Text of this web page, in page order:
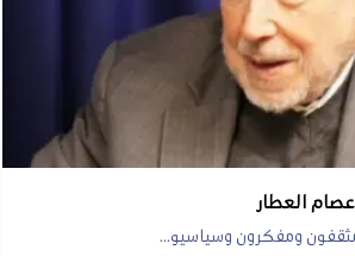
العطار
ومفكرون وسياسيو...